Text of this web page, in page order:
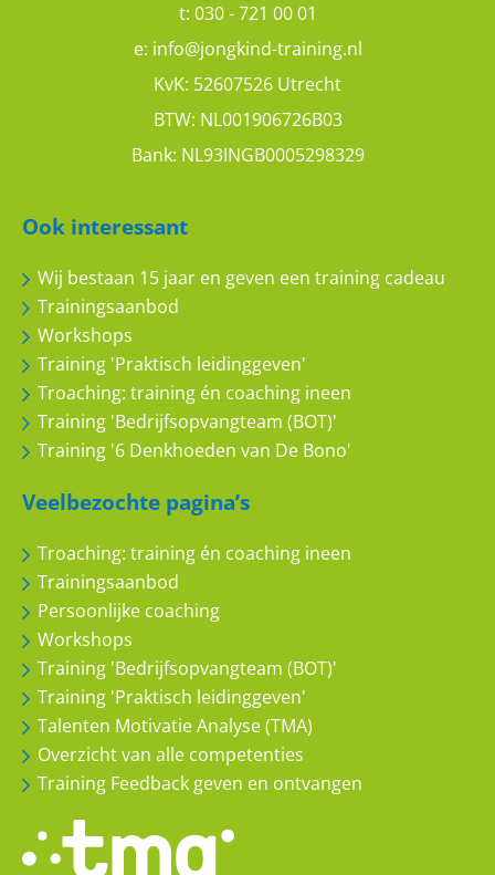
t: 030 - 721 00 01
e: info@jongkind-training.nl
KvK: 52607526 Utrecht
BTW: NL001906726B03
Bank: NL93INGB0005298329
Ook interessant
Wij bestaan 15 jaar en geven een training cadeau
Trainingsaanbod
Workshops
Training 'Praktisch leidinggeven'
Troaching: training én coaching ineen
Training 'Bedrijfsopvangteam (BOT)'
Training '6 Denkhoeden van De Bono'
Veelbezochte pagina’s
Troaching: training én coaching ineen
Trainingsaanbod
Persoonlijke coaching
Workshops
Training 'Bedrijfsopvangteam (BOT)'
Training 'Praktisch leidinggeven'
Talenten Motivatie Analyse (TMA)
Overzicht van alle competenties
Training Feedback geven en ontvangen